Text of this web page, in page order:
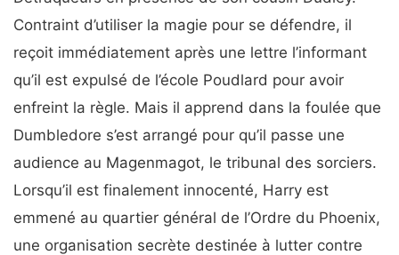
Contraint d’utiliser la magie pour se défendre, il
reçoit immédiatement après une lettre l’informant
qu’il est expulsé de l’école Poudlard pour avoir
enfreint la règle. Mais il apprend dans la foulée que
Dumbledore s’est arrangé pour qu’il passe une
audience au Magenmagot, le tribunal des sorciers.
Lorsqu’il est finalement innocenté, Harry est
emmené au quartier général de l’Ordre du Phoenix,
une organisation secrète destinée à lutter contre